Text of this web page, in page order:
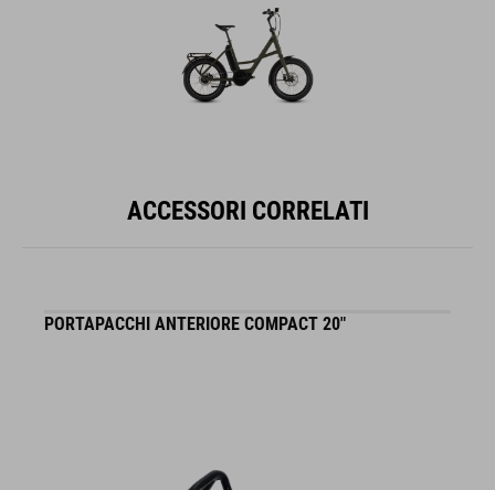
ACCESSORI CORRELATI
PORTAPACCHI ANTERIORE COMPACT 20"